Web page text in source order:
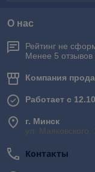
О нас
Рейтинг не
Менее 5 отзывов
Компания
Работает с
г. Минск
ул.
Контакты